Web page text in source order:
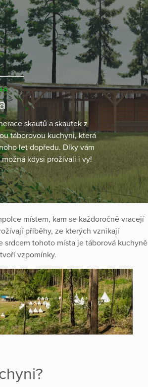
skautů a skautek z
táborovou kuchyni, která
let dopředu. Díky vám
kdysi prožívali i vy!
místem, kam se každoročně vracejí
příběhy, ze kterých vznikají
srdcem tohoto místa je táborová kuchyně
vzpomínky.